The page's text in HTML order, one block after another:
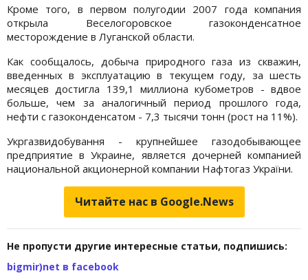
Кроме того, в первом полугодии 2007 года компания
открыла Веселогоровское газоконденсатное
месторождение в Луганской области.
Как сообщалось, добыча природного газа из скважин,
введенных в эксплуатацию в текущем году, за шесть
месяцев достигла 139,1 миллиона кубометров - вдвое
больше, чем за аналогичный период прошлого года,
нефти с газоконденсатом - 7,3 тысячи тонн (рост на 11%).
Укргазвидобування - крупнейшее газодобывающее
предприятие в Украине, является дочерней компанией
национальной акционерной компании Нафтогаз України.
Читайте нас в Google.News
Не пропусти другие интересные статьи, подпишись:
bigmir)net в facebook